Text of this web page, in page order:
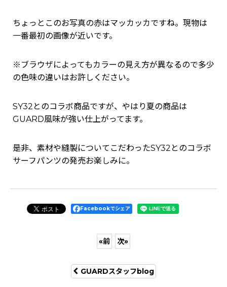
ちょっとこのお写真の赤はマッカッカですね。現物は
一番最初の画像が近いです。
※ブラウザによってもカラーの見え方が異なるので多少
の色味の違いはお許しください。
SY32とのコラボ商品ですが、やはり夏の商品は
GUARD風味が強い仕上がってます。
是非、素材や縫製についてこだわったSY32とのコラボ
サーフパンツの発売お楽しみに。
Facebookでシェア
«前 次»
GUARDスタッフblog